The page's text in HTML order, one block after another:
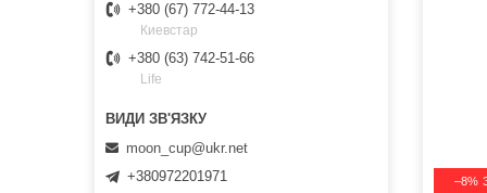
–8%
+380 (67) 772-44-13
Киевстар
+380 (63) 742-51-66
Life
moon_cup@ukr.net
+380972201971